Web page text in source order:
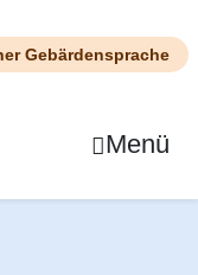
Gebärdensprache
Menü